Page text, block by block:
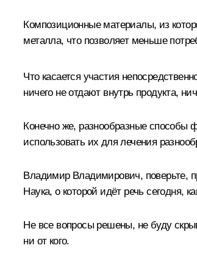
Композиционные материалы, из
металла, что позволяет меньше
Что касается участия
ничего не отдают внутрь продукта,
Конечно же, разнообразные способы
использовать их для лечения
Владимир Владимирович, поверьте,
Наука, о которой идёт речь сегодня,
Не все вопросы решены, не буду
ни от кого.